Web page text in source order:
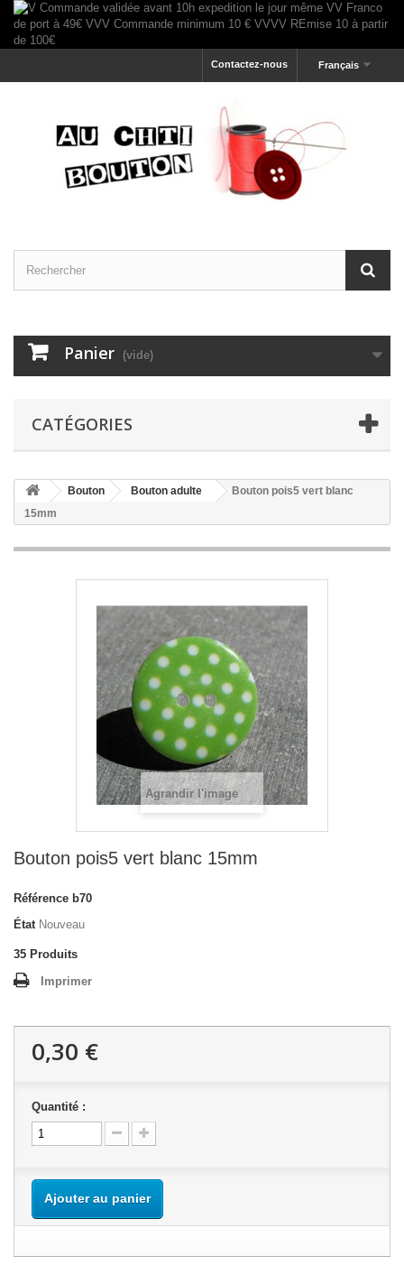
Français
Contactez-nous
Panier (vide)
CATÉGORIES
Bouton Bouton adulte
Bouton pois5 vert blanc
15mm
Agrandir l'image
Bouton pois5 vert blanc 15mm
Référence b70
État Nouveau
35 Produits
Imprimer
0,30 €
Quantité :
Ajouter au panier